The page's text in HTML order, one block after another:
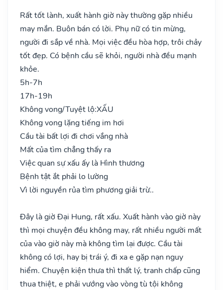
Rất tốt lành, xuất hành giờ này thường gặp nhiều
may mắn. Buôn bán có lời. Phụ nữ có tin mừng,
người đi sắp về nhà. Mọi việc đều hòa hợp, trôi chảy
tốt đẹp. Có bệnh cầu sẽ khỏi, người nhà đều mạnh
khỏe.
5h-7h
17h-19h
Không vong/Tuyệt lộ:XẤU
Không vong lặng tiếng im hơi
Cầu tài bất lợi đi chơi vắng nhà
Mất của tìm chẳng thấy ra
Việc quan sự xấu ấy là Hình thương
Bệnh tật ắt phải lo lường
Vì lời nguyền rủa tìm phương giải trừ..
Đây là giờ Đại Hung, rất xấu. Xuất hành vào giờ này
thì mọi chuyện đều không may, rất nhiều người mất
của vào giờ này mà không tìm lại được. Cầu tài
không có lợi, hay bị trái ý, đi xa e gặp nạn nguy
hiểm. Chuyện kiện thưa thì thất lý, tranh chấp cũng
thua thiệt, e phải vướng vào vòng tù tội không